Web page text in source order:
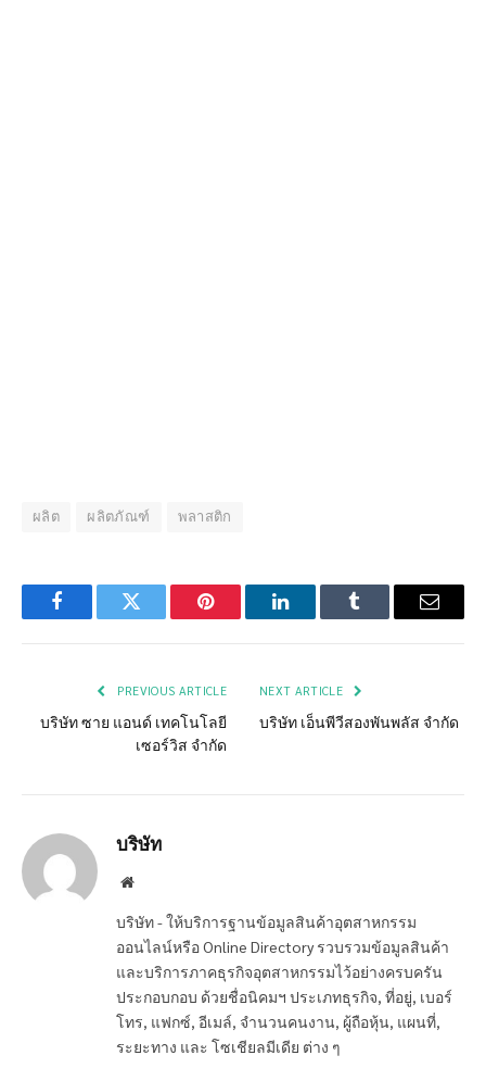
ผลิต ผลิตภัณฑ์ พลาสติก
FacebookTwitter Pinterest LinkedInTumblr Email
PREVIOUS ARTICLE
บริษัท ซาย แอนด์ เทคโนโลยี
เซอร์วิส จำกัด
NEXT ARTICLE
บริษัท เอ็นพีวีสองพันพลัส จำกัด
บริษัท
Website
บริษัท - ให้บริการฐานข้อมูลสินค้าอุตสาหกรรม
ออนไลน์หรือ Online Directory รวบรวมข้อมูลสินค้า
และบริการภาคธุรกิจอุตสาหกรรมไว้อย่างครบครัน
ประกอบกอบ ด้วยชื่อนิคมฯ ประเภทธุรกิจ, ที่อยู่, เบอร์
โทร, แฟกซ์, อีเมล์, จำนวนคนงาน, ผู้ถือหุ้น, แผนที่,
ระยะทาง และ โซเชียลมีเดีย ต่าง ๆ